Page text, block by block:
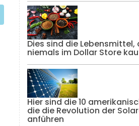
Dies sind die Lebensmittel,
niemals im Dollar Store
Hier sind die 10
die die Revolution der
anführen